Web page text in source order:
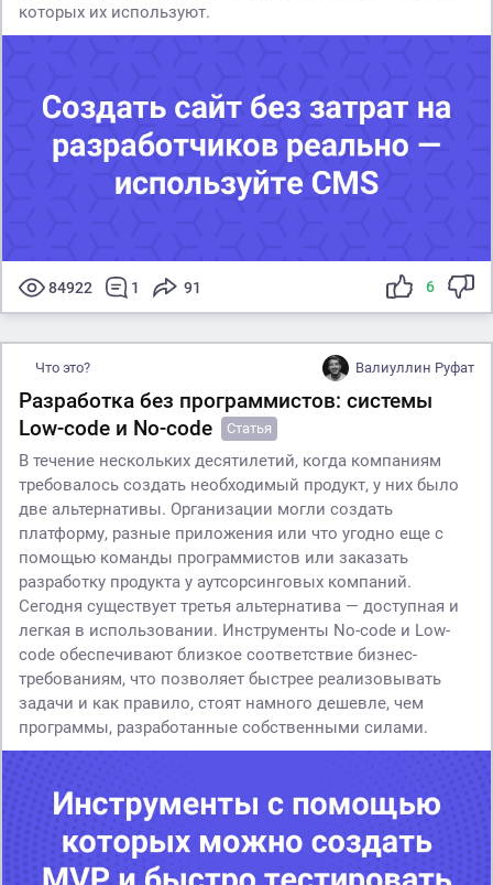
которых их используют.
84922 1 91 6
Что это? Валиуллин Руфат
Разработка без программистов: системы
Low-code и No-code
Статья
В течение нескольких десятилетий, когда компаниям
требовалось создать необходимый продукт, у них было
две альтернативы. Организации могли создать
платформу, разные приложения или что угодно еще с
помощью команды программистов или заказать
разработку продукта у аутсорсинговых компаний.
Сегодня существует третья альтернатива — доступная и
легкая в использовании. Инструменты No-code и Low-
code обеспечивают близкое соответствие бизнес-
требованиям, что позволяет быстрее реализовывать
задачи и как правило, стоят намного дешевле, чем
программы, разработанные собственными силами.